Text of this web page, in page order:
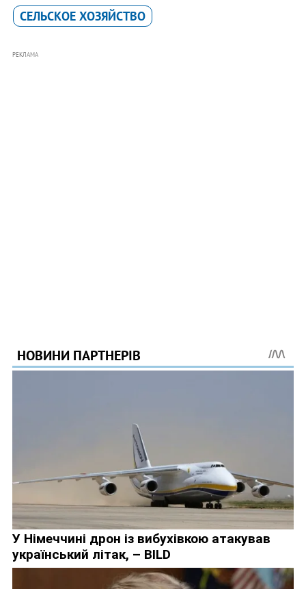
СЕЛЬСКОЕ ХОЗЯЙСТВО
РЕКЛАМА